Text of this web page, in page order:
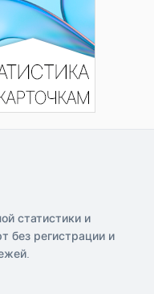
статистики и
без регистрации и